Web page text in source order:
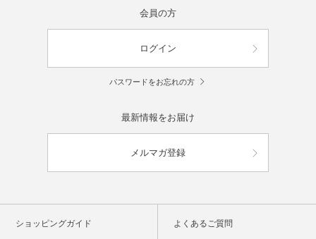
会員の方
ログイン
パスワードをお忘れの方
最新情報をお届け
メルマガ登録
ショッピングガイド よくあるご質問